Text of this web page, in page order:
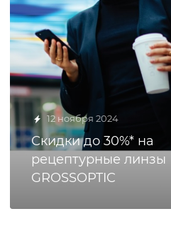
12 ноября 2024
Скидки до 30%* на
рецептурные линзы
GROSSOPTIC